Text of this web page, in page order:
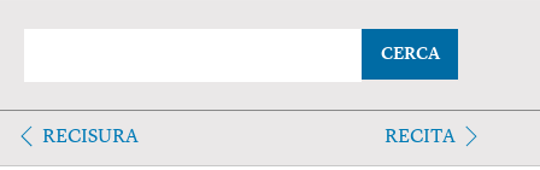
CERCA
RECISURA RECITA